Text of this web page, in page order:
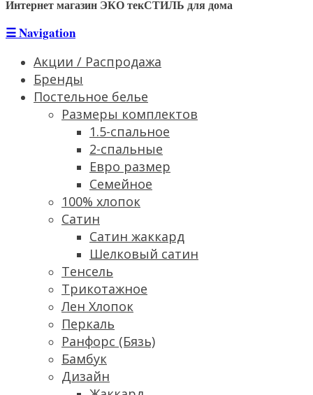
Интернет магазин ЭКО текСТИЛЬ для дома
☰Navigation
Акции / Распродажа
Бренды
Постельное белье
Размеры комплектов
1.5-спальное
2-спальные
Евро размер
Семейное
100% хлопок
Сатин
Cатин жаккард
Шелковый сатин
Тенсель
Трикотажное
Лен Хлопок
Перкаль
Ранфорс (Бязь)
Бамбук
Дизайн